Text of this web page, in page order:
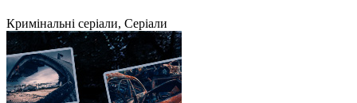
Кримінальні серіали, Серіали